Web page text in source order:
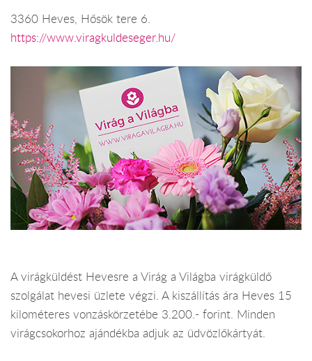
3360 Heves, Hősök tere 6.
https://www.viragkuldeseger.hu/
A virágküldést Hevesre a Virág a Világba virágküldő
szolgálat hevesi üzlete végzi. A kiszállítás ára Heves 15
kilométeres vonzáskörzetébe 3.200.- forint. Minden
virágcsokorhoz ajándékba adjuk az üdvözlőkártyát.